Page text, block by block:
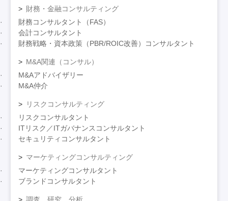
財務・金融コンサルティング
財務コンサルタント（FAS）
会計コンサルタント
財務戦略・資本政策（PBR/ROIC改善）コンサルタント
M&A関連（コンサル）
M&Aアドバイザリー
M&A仲介
リスクコンサルティング
リスクコンサルタント
ITリスク／ITガバナンスコンサルタント
セキュリティコンサルタント
マーケティングコンサルティング
マーケティングコンサルタント
ブランドコンサルタント